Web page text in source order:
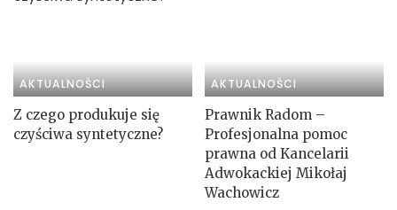
AKTUALNOŚCI
Z czego produkuje się
czyściwa syntetyczne?
AKTUALNOŚCI
Prawnik Radom –
Profesjonalna pomoc
prawna od Kancelarii
Adwokackiej Mikołaj
Wachowicz